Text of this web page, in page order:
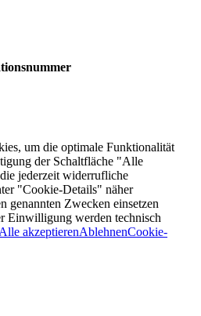
um die optimale Funktionalität
der Schaltfläche "Alle
jederzeit widerrufliche
"Cookie-Details" näher
genannten Zwecken einsetzen
Einwilligung werden technisch
Alle akzeptierenAblehnenCookie-